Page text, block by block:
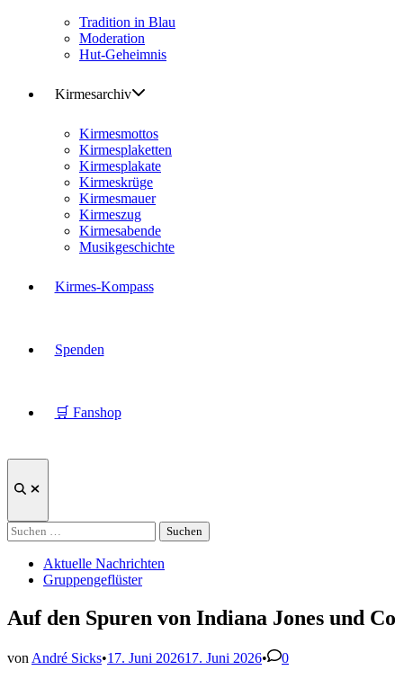
Tradition in Blau
Moderation
Hut-Geheimnis
Kirmesarchiv
Kirmesmottos
Kirmesplaketten
Kirmesplakate
Kirmeskrüge
Kirmesmauer
Kirmeszug
Kirmesabende
Musikgeschichte
Kirmes-Kompass
Spenden
🛒 Fanshop
Suche
Suchen
nach:
Veröffentlicht
Aktuelle Nachrichten
Gruppengeflüster
Auf den Spuren von Indiana Jones und
von André Sicks•17. Juni 202617. Juni 2026• 0